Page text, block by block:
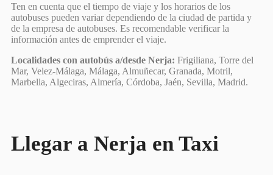
Ten en cuenta que el tiempo de viaje y los horarios de los
autobuses pueden variar dependiendo de la ciudad de partida y
de la empresa de autobuses. Es recomendable verificar la
información antes de emprender el viaje.
Localidades con autobús a/desde Nerja: Frigiliana, Torre del
Mar, Velez-Málaga, Málaga, Almuñecar, Granada, Motril,
Marbella, Algeciras, Almería, Córdoba, Jaén, Sevilla, Madrid.
Llegar a Nerja en Taxi